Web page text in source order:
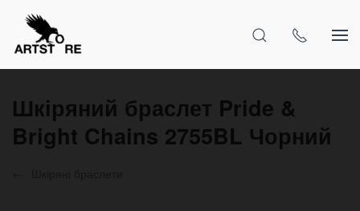
Шкіряний браслет Pride &
Bright Chains 2755BL Чорний